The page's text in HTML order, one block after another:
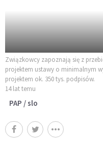
Związkowcy zapoznają się z
projektem ustawy o minimalnym
projektem ok. 350 tys. podpisów.
14 lat temu
PAP / slo